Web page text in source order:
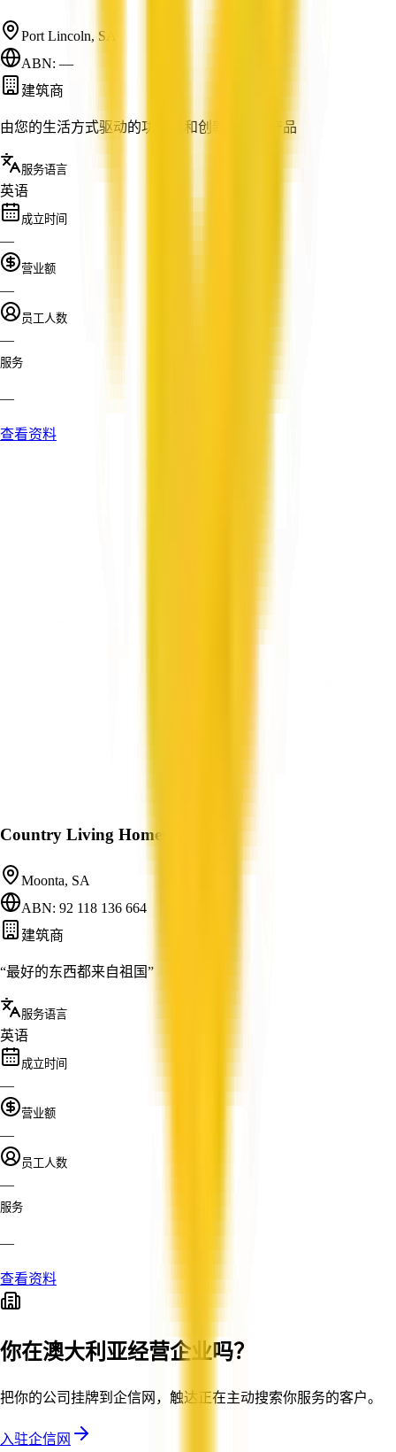
Port Lincoln, SA
ABN: —
建筑商
由您的生活方式驱动的功能性和创新性定制产品
服务语言
英语
成立时间
—
营业额
—
员工人数
—
服务
—
查看资料
Country Living Homes Pty Ltd
Moonta, SA
ABN: 92 118 136 664
建筑商
“最好的东西都来自祖国”
服务语言
英语
成立时间
—
营业额
—
员工人数
—
服务
—
查看资料
你在澳大利亚经营企业吗？
把你的公司挂牌到企信网，触达正在主动搜索你服务的客户。
入驻企信网